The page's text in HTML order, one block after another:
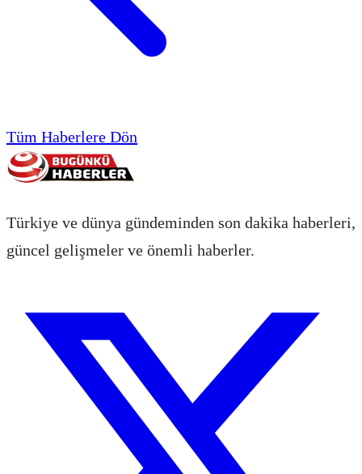
Tüm Haberlere Dön
Türkiye ve dünya gündeminden son dakika haberleri,
güncel gelişmeler ve önemli haberler.